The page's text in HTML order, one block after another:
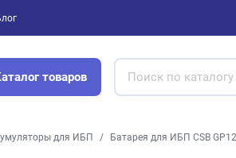
товаров
для ИБП Батарея для ИБП CSB